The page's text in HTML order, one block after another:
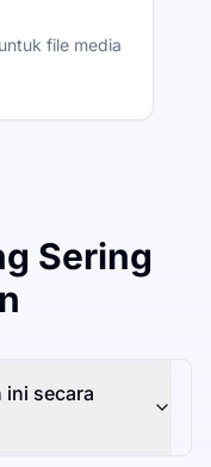
file media
Sering
ini secara